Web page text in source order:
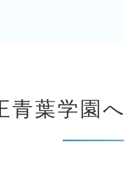
青葉学園へ